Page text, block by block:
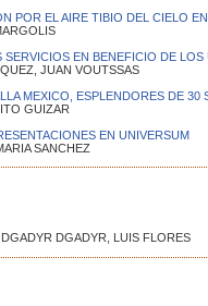
POR EL AIRE TIBIO DEL CIELO
EN BENEFICIO DE LOS
JUAN VOUTSSAS
MEXICO, ESPLENDORES DE 30
GUIZAR
EN UNIVERSUM
SANCHEZ
DGADYR, LUIS FLORES